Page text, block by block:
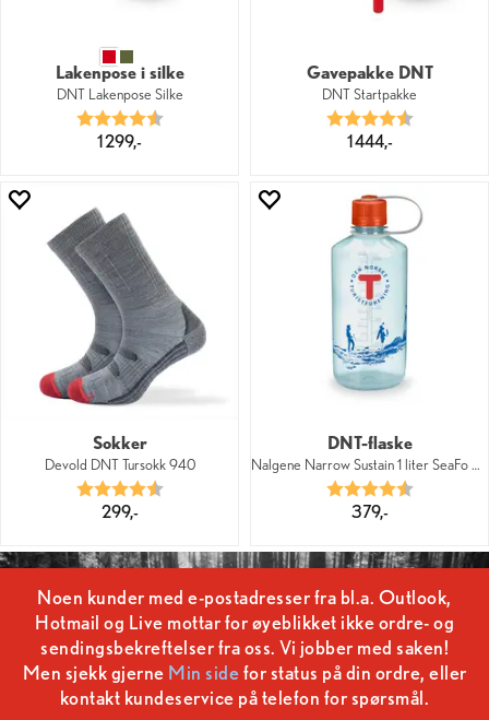
Lakenpose i silke
DNT Lakenpose Silke
Karakter:
4.7 av 5 mulige
1 299,-
Gavepakke DNT
DNT Startpakke
Karakter:
4.4 av 5
1 444,-
Sokker
Devold DNT Tursokk 940
Karakter:
4.6 av 5 mulige
299,-
DNT-flaske
Nalgene Narrow Sustain 1 liter SeaFo DNT
Karakter:
4.7 av 5
379,-
Noen kunder med e-postadresser fra bl.a. Outlook,
Hotmail og Live mottar for øyeblikket ikke ordre- og
sendingsbekreftelser fra oss. Vi jobber med saken!
Men sjekk gjerne Min sidefor status på din ordre, eller
kontakt kundeservice på telefon for spørsmål.